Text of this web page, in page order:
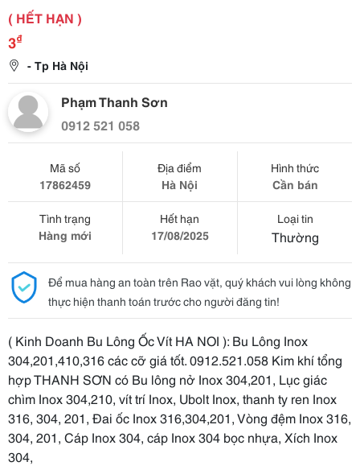
( HẾT HẠN )
3₫
- Tp Hà Nội
Phạm Thanh Sơn
0912 521 058
Mã số
17862459
Địa điểm
Hà Nội
Hình thức
Cần bán
Tình trạng
Hàng mới
Hết hạn
17/08/2025
Loại tin
Thường
Để mua hàng an toàn trên Rao vặt, quý khách vui lòng không
thực hiện thanh toán trước cho người đăng tin!
( Kinh Doanh Bu Lông Ốc Vít HA NOI ): Bu Lông Inox
304,201,410,316 các cỡ giá tốt. 0912.521.058 Kim khí tổng
hợp THANH SƠN có Bu lông nở Inox 304,201, Lục giác
chìm Inox 304,210, vít trí Inox, Ubolt Inox, thanh ty ren Inox
316, 304, 201, Đai ốc Inox 316,304,201, Vòng đệm Inox 316,
304, 201, Cáp Inox 304, cáp Inox 304 bọc nhựa, Xích Inox
304,